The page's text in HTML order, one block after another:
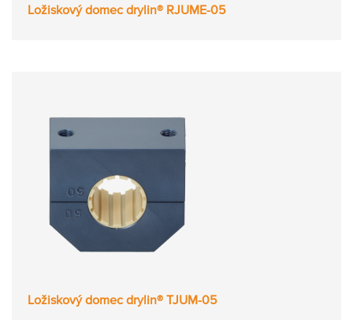
Ložiskový domec drylin® RJUME-05
Ložiskový domec drylin® TJUM-05